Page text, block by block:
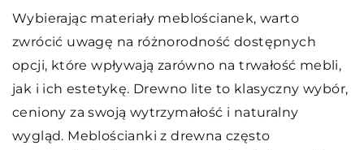
Wybierając materiały meblościanek, warto
zwrócić uwagę na różnorodność dostępnych
opcji, które wpływają zarówno na trwałość mebli,
jak i ich estetykę. Drewno lite to klasyczny wybór,
ceniony za swoją wytrzymałość i naturalny
wygląd. Meblościanki z drewna często